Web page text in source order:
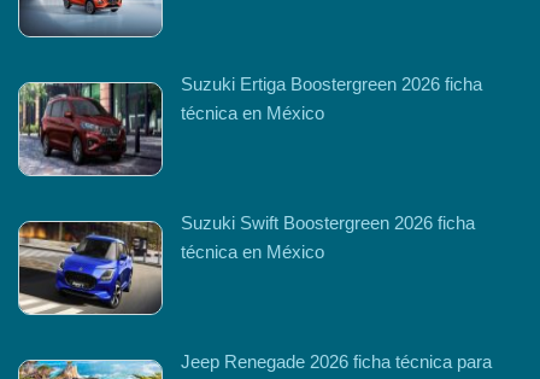
Suzuki Ertiga Boostergreen 2026 ficha
técnica en México
Suzuki Swift Boostergreen 2026 ficha
técnica en México
Jeep Renegade 2026 ficha técnica para